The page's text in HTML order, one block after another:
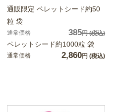
通販限定 ペレットシード約50
粒 袋
通常価格 385円(税込)
ペレットシード約1000粒 袋
通常価格 2,860円 (税込)